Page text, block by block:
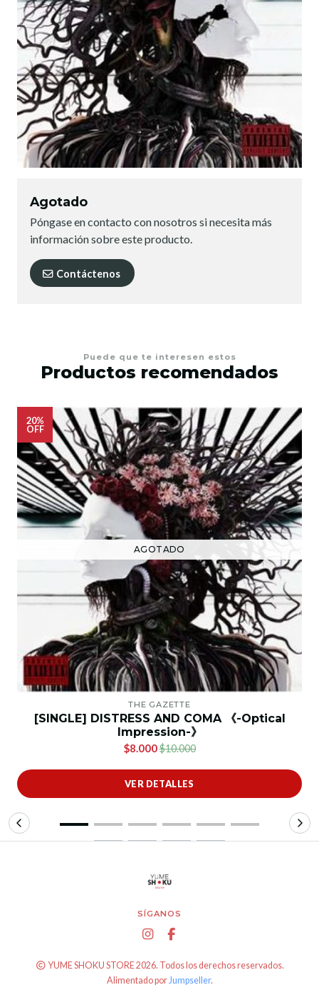
Agotado
Póngase en contacto con nosotros si necesita más
información sobre este producto.
Contáctenos
Puede que te interesen estos
Productos recomendados
20%
OFF
AGOTADO
THE GAZETTE
[SINGLE] DISTRESS AND COMA 《-Optical
Impression-》
$8.000$10.000
VER DETALLES
SÍGANOS
YUME SHOKU STORE 2026. Todos los derechos reservados.
Alimentado porJumpseller.